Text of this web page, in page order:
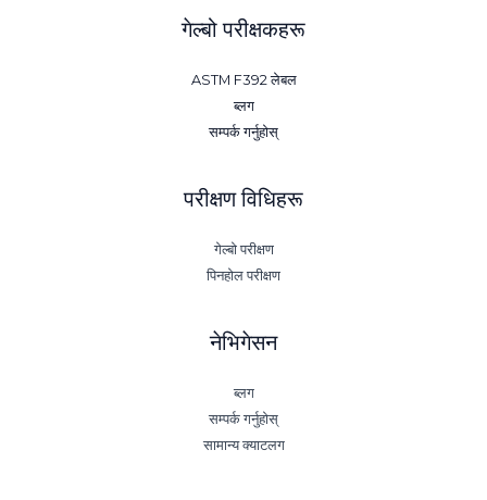
गेल्बो परीक्षकहरू
ASTM F392 लेबल
ब्लग
सम्पर्क गर्नुहोस्
परीक्षण विधिहरू
गेल्बो परीक्षण
पिनहोल परीक्षण
नेभिगेसन
ब्लग
सम्पर्क गर्नुहोस्
सामान्य क्याटलग